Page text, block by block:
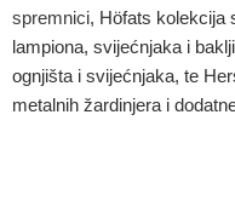
spremnici, Höfats kolekcija
lampiona, svijećnjaka i
ognjišta i svijećnjaka, te
metalnih žardinjera i